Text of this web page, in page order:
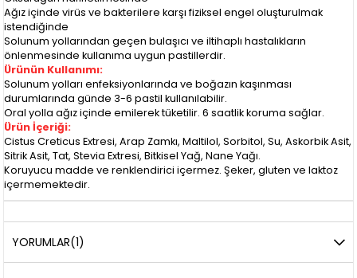
Ağız içinde virüs ve bakterilere karşı fiziksel engel oluşturulmak
istendiğinde
Solunum yollarından geçen bulaşıcı ve iltihaplı hastalıkların
önlenmesinde kullanıma uygun pastillerdir.
Ürünün Kullanımı:
Solunum yolları enfeksiyonlarında ve boğazın kaşınması
durumlarında günde 3-6 pastil kullanılabilir.
Oral yolla ağız içinde emilerek tüketilir. 6 saatlik koruma sağlar.
Ürün İçeriği:
Cistus Creticus Extresi, Arap Zamkı, Maltilol, Sorbitol, Su, Askorbik Asit,
Sitrik Asit, Tat, Stevia Extresi, Bitkisel Yağ, Nane Yağı.
Koruyucu madde ve renklendirici içermez. Şeker, gluten ve laktoz
içermemektedir.
YORUMLAR(1)